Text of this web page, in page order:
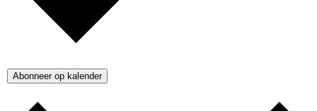
Abonneer op kalender